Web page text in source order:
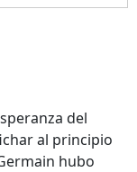
del
al principio
hubo